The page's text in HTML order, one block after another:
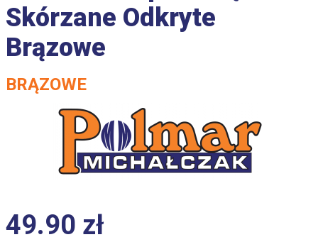
Skórzane Odkryte
Brązowe
BRĄZOWE
49.90 zł